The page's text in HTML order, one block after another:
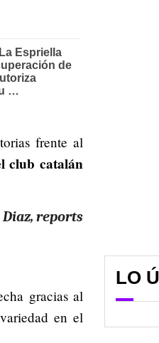
frente al
club catalán
reports
gracias al
en el
LO